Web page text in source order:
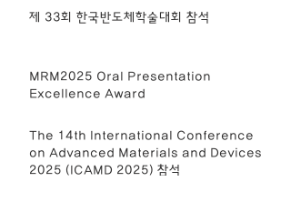
제 33회 한국반도체학술대회 참석
MRM2025 Oral Presentation
Excellence Award
The 14th International Conference
on Advanced Materials and Devices
2025 (ICAMD 2025) 참석